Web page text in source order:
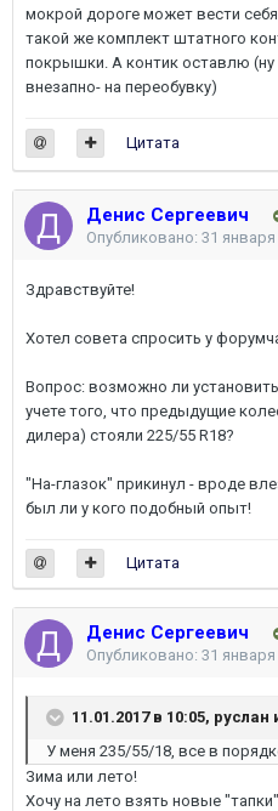
мокрой дороге может вести
такой же комплект штатного
покрышки. А контик оставлю (ну
внезапно- на переобувку)
Цитата
Денис Сергеевич
Опубликовано: 31 января
Здравствуйте!
Хотел совета спросить у
Вопрос: возможно ли
учете того, что предыдущие
дилера) стояли 225/55 R18?
"На-глазок" прикинул - вроде
был ли у кого подобный опыт!
Цитата
Денис Сергеевич
Опубликовано: 31 января
11.01.2017 в 10:05, руслан
У меня 235/55/18, все в
Зима или лето!
Хочу на лето взять новые